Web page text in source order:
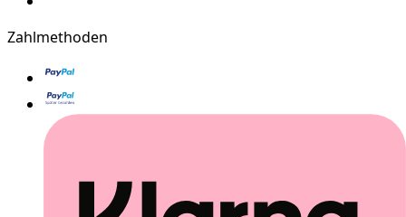
Zahlmethoden